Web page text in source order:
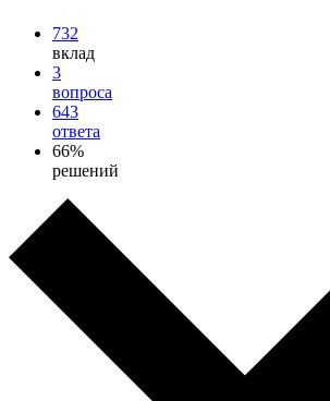
732
вклад
3
вопроса
643
ответа
66%
решений